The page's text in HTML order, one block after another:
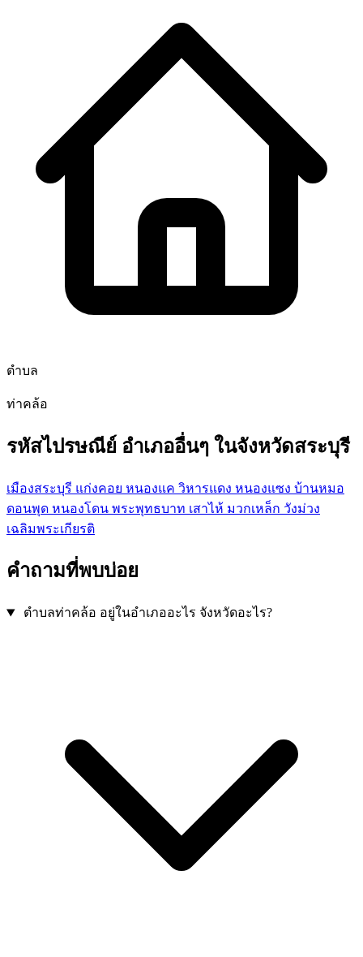
ตำบล
ท่าคล้อ
รหัสไปรษณีย์ อำเภออื่นๆ ในจังหวัดสระบุรี
เมืองสระบุรี แก่งคอย หนองแค วิหารแดง หนองแซง บ้านหมอ
ดอนพุด หนองโดน พระพุทธบาท เสาไห้ มวกเหล็ก วังม่วง
เฉลิมพระเกียรติ
คำถามที่พบบ่อย
ตำบลท่าคล้อ อยู่ในอำเภออะไร จังหวัดอะไร?